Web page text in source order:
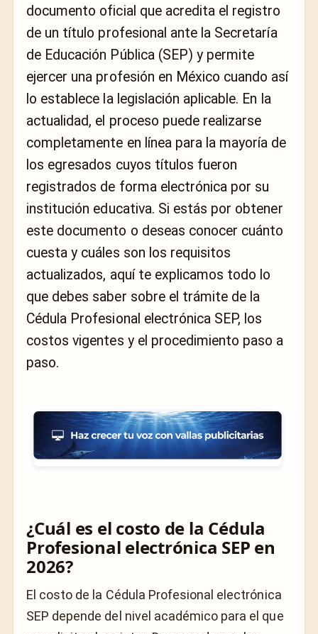
documento oficial que acredita el registro
de un título profesional ante la Secretaría
de Educación Pública (SEP) y permite
ejercer una profesión en México cuando así
lo establece la legislación aplicable. En la
actualidad, el proceso puede realizarse
completamente en línea para la mayoría de
los egresados cuyos títulos fueron
registrados de forma electrónica por su
institución educativa. Si estás por obtener
este documento o deseas conocer cuánto
cuesta y cuáles son los requisitos
actualizados, aquí te explicamos todo lo
que debes saber sobre el trámite de la
Cédula Profesional electrónica SEP, los
costos vigentes y el procedimiento paso a
paso.
¿Cuál es el costo de la Cédula
Profesional electrónica SEP en
2026?
El costo de la Cédula Profesional electrónica
SEP depende del nivel académico para el que